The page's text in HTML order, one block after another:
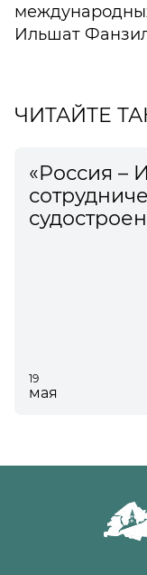
Ильшат
ЧИТАЙТЕ
«Россия –
19
мая